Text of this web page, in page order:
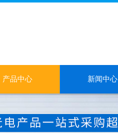
产品中心 新闻中心